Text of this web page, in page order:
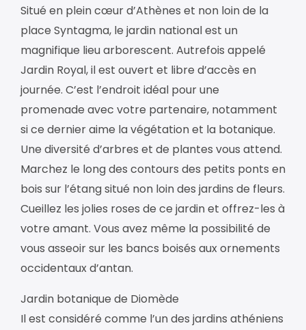
Situé en plein cœur d’Athènes et non loin de la
place Syntagma, le jardin national est un
magnifique lieu arborescent. Autrefois appelé
Jardin Royal, il est ouvert et libre d’accès en
journée. C’est l’endroit idéal pour une
promenade avec votre partenaire, notamment
si ce dernier aime la végétation et la botanique.
Une diversité d’arbres et de plantes vous attend.
Marchez le long des contours des petits ponts en
bois sur l’étang situé non loin des jardins de fleurs.
Cueillez les jolies roses de ce jardin et offrez-les à
votre amant. Vous avez même la possibilité de
vous asseoir sur les bancs boisés aux ornements
occidentaux d’antan.
Jardin botanique de Diomède
Il est considéré comme l’un des jardins athéniens